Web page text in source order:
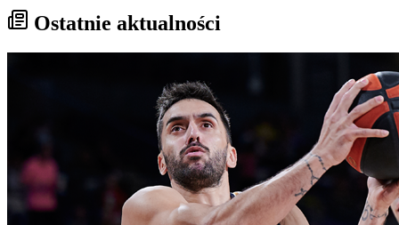
Ostatnie aktualności